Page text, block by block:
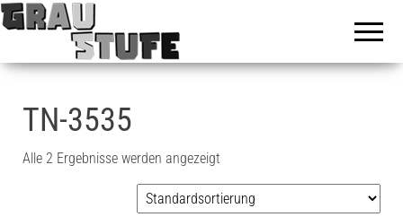
montanhistorische
TN-3535
Alle 2 Ergebnisse werden angezeigt